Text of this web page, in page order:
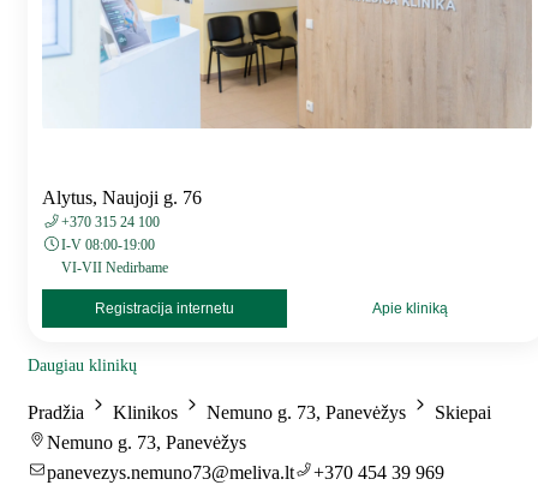
Alytus, Naujoji g. 76
+370 315 24 100
I-V 08:00-19:00
VI-VII Nedirbame
Registracija internetu Apie kliniką
Daugiau klinikų
Pradžia Klinikos Nemuno g. 73, Panevėžys
Skiepai
Nemuno g. 73, Panevėžys
panevezys.nemuno73@meliva.lt
+370 454 39 969